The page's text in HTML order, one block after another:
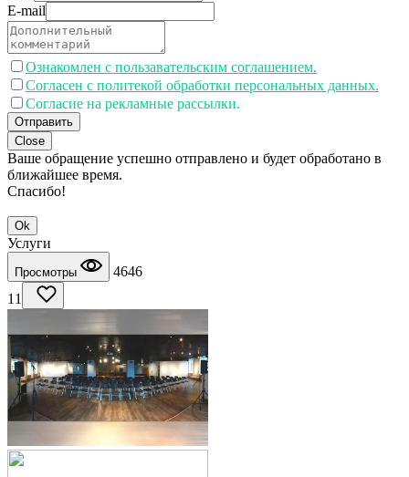
E-mail
Ознакомлен с пользавательским соглашением.
Согласен с политекой обработки персональных данных.
Согласие на рекламные рассылки.
Отправить
Close
Ваше обращение успешно отправлено и будет обработано в
ближайшее время.
Спасибо!
Ok
Услуги
Просмотры
4646
11